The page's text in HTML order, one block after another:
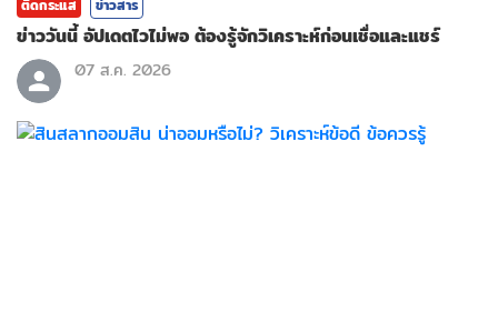
ติดกระแส ข่าวสาร
ข่าววันนี้ อัปเดตไวไม่พอ ต้องรู้จักวิเคราะห์ก่อนเชื่อและแชร์
07 ส.ค. 2026